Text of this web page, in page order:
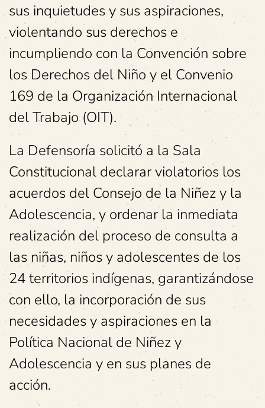
sus inquietudes y sus aspiraciones,
violentando sus derechos e
incumpliendo con la Convención sobre
los Derechos del Niño y el Convenio
169 de la Organización Internacional
del Trabajo (OIT).
La Defensoría solicitó a la Sala
Constitucional declarar violatorios los
acuerdos del Consejo de la Niñez y la
Adolescencia, y ordenar la inmediata
realización del proceso de consulta a
las niñas, niños y adolescentes de los
24 territorios indígenas, garantizándose
con ello, la incorporación de sus
necesidades y aspiraciones en la
Política Nacional de Niñez y
Adolescencia y en sus planes de
acción.